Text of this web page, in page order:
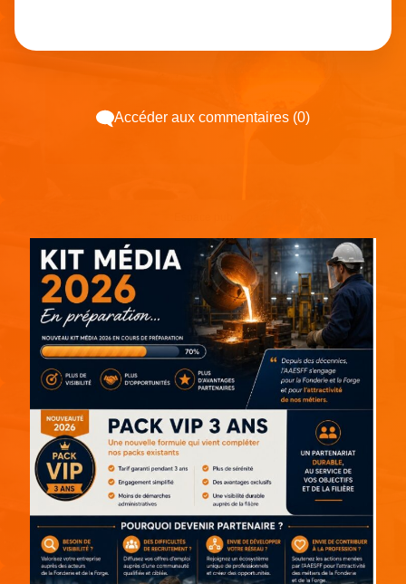
Accéder aux commentaires (0)